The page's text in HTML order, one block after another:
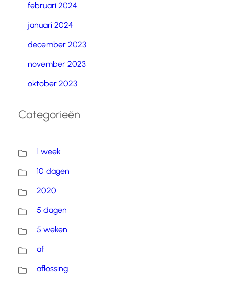
februari 2024
januari 2024
december 2023
november 2023
oktober 2023
Categorieën
1 week
10 dagen
2020
5 dagen
5 weken
af
aflossing